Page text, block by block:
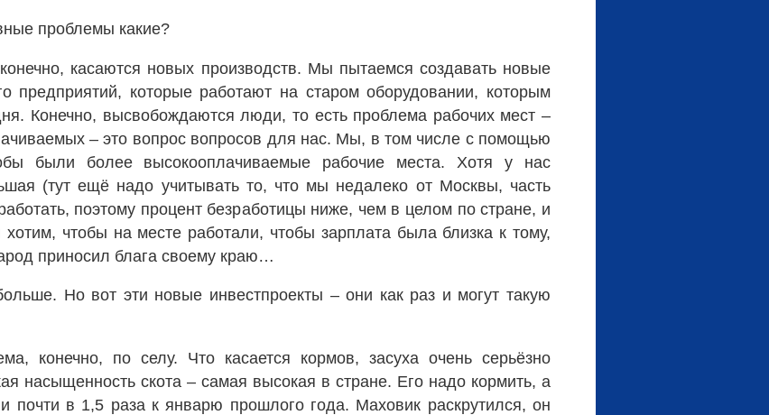
проблемы какие?
касаются новых производств. Мы пытаемся создавать новые
предприятий, которые работают на старом оборудовании, которым
Конечно, высвобождаются люди, то есть проблема рабочих мест –
– это вопрос вопросов для нас. Мы, в том числе с помощью
были более высокооплачиваемые рабочие места. Хотя у нас
(тут ещё надо учитывать то, что мы недалеко от Москвы, часть
поэтому процент безработицы ниже, чем в целом по стране, и
чтобы на месте работали, чтобы зарплата была близка к тому,
приносил блага своему краю…
Но вот эти новые инвестпроекты – они как раз и могут такую
конечно, по селу. Что касается кормов, засуха очень серьёзно
насыщенность скота – самая высокая в стране. Его надо кормить, а
почти в 1,5 раза к январю прошлого года. Маховик раскрутился, он